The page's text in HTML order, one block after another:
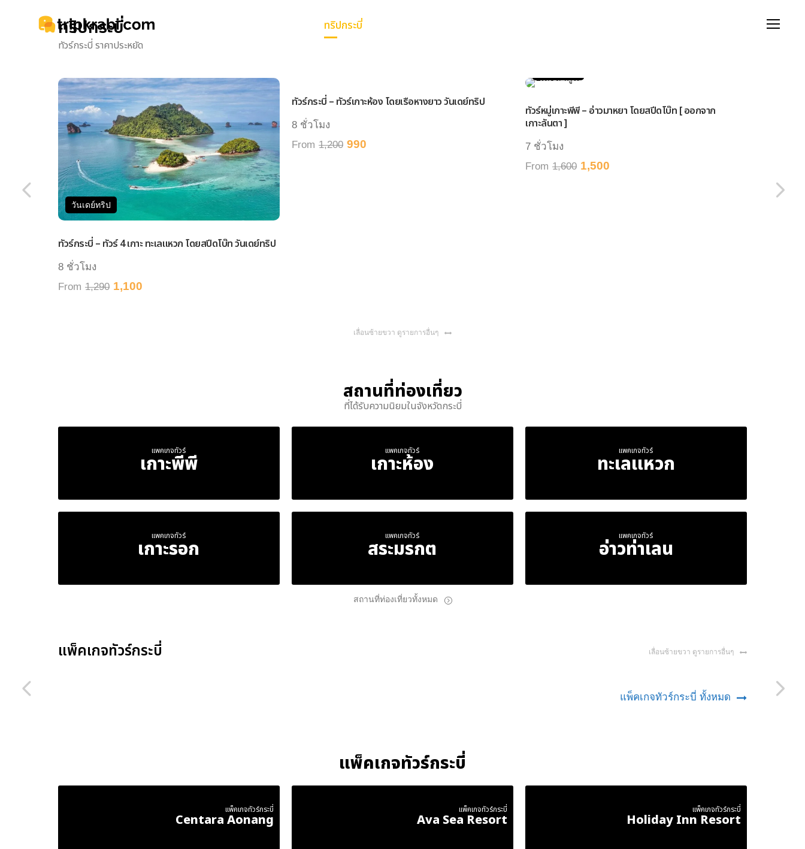
ทริปกระบี่
ทริปกระบี่
ทัวร์กระบี่ ราคาประหยัด
วันเดย์ทริป
ทัวร์กระบี่ – ทัวร์ 4 เกาะ ทะเลแหวก โดยสปีดโบ๊ท วันเดย์ทริป
8 ชั่วโมง
From 1,290 1,100
ทัวร์กระบี่ – ทัวร์เกาะห้อง โดยเรือหางยาว วันเดย์ทริป
8 ชั่วโมง
From 1,200 990
ทัวร์หมู่เกาะพีพี – อ่าวมาหยา โดยสปีดโบ๊ท [ ออกจาก
เกาะลันตา ]
7 ชั่วโมง
From 1,600 1,500
เลื่อนซ้ายขวา ดูรายการอื่นๆ
สถานที่ท่องเที่ยว
ที่ได้รับความนิยมในจังหวัดกระบี่
แพคเกจทัวร์
เกาะพีพี แพคเกจทัวร์
เกาะห้อง แพคเกจทัวร์
ทะเลแหวก
แพคเกจทัวร์
เกาะรอก แพคเกจทัวร์
สระมรกต แพคเกจทัวร์
อ่าวท่าเลน
สถานที่ท่องเที่ยวทั้งหมด
แพ็คเกจทัวร์กระบี่ เลื่อนซ้ายขวา ดูรายการอื่นๆ
แพ็คเกจทัวร์กระบี่ ทั้งหมด
แพ็คเกจทัวร์กระบี่
แพ็คเกจทัวร์กระบี่
Centara Aonang
แพ็คเกจทัวร์กระบี่
Ava Sea Resort
แพ็คเกจทัวร์กระบี่
Holiday Inn Resort